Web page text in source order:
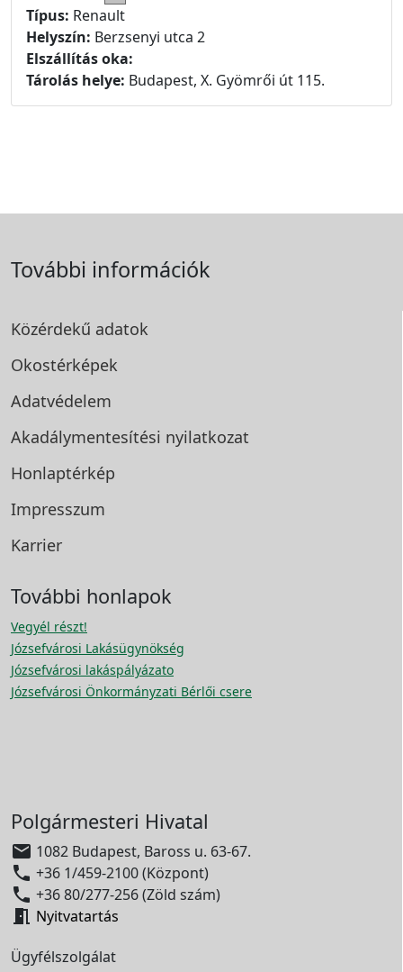
Típus: Renault
Helyszín: Berzsenyi utca 2
Elszállítás oka:
Tárolás helye: Budapest, X. Gyömrői út 115.
További információk
Közérdekű adatok
Okostérképek
Adatvédelem
Akadálymentesítési nyilatkozat
Honlaptérkép
Impresszum
Karrier
További honlapok
Vegyél részt!
Józsefvárosi Lakásügynökség
Józsefvárosi lakáspályázato
Józsefvárosi Önkormányzati Bérlői csere
Polgármesteri Hivatal
 1082 Budapest, Baross u. 63-67.
 +36 1/459-2100 (Központ)
 +36 80/277-256 (Zöld szám)
 Nyitvatartás
Ügyfélszolgálat